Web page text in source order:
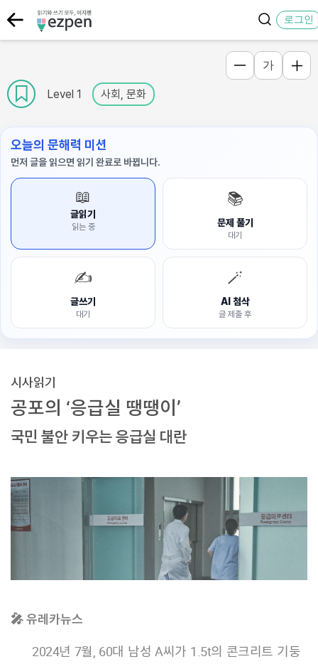
로그인
Level 1 사회, 문화
가
오늘의 문해력 미션
먼저 글을 읽으면 읽기 완료로 바뀝니다.
📖
글읽기
읽는 중
📚
문제 풀기
대기
✍️
글쓰기
대기
🪄
AI 첨삭
글 제출 후
시사읽기
공포의 ‘응급실 땡땡이’
국민 불안 키우는 응급실 대란
🎤 유레카뉴스
2024년 7월, 60대 남성 A씨가 1.5t의 콘크리트 기둥